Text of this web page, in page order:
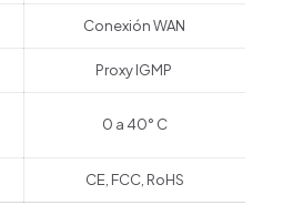
Conexión WAN
Proxy IGMP
0 a 40° C
CE, FCC, RoHS